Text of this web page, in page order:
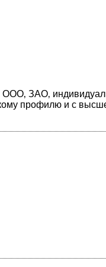
ООО‚ ЗАО‚
профилю и с